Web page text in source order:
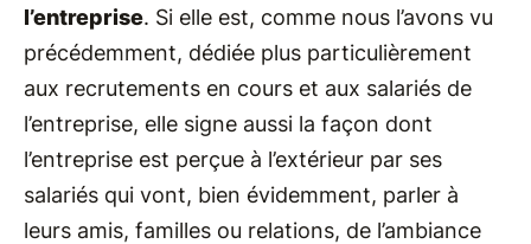
l’entreprise. Si elle est, comme nous l’avons vu
précédemment, dédiée plus particulièrement
aux recrutements en cours et aux salariés de
l’entreprise, elle signe aussi la façon dont
l’entreprise est perçue à l’extérieur par ses
salariés qui vont, bien évidemment, parler à
leurs amis, familles ou relations, de l’ambiance